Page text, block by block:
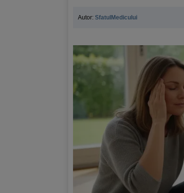
Autor: SfatulMedicului